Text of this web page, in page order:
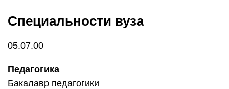
Специальности вуза
05.07.00
Педагогика
Бакалавр педагогики